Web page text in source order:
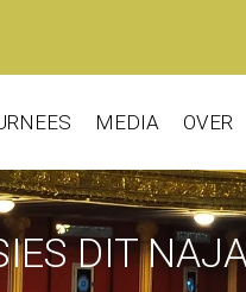
MEDIA OVER
DIT